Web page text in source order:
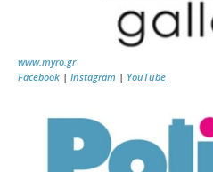
www.myro.gr
Facebook | Instagram | YouTube